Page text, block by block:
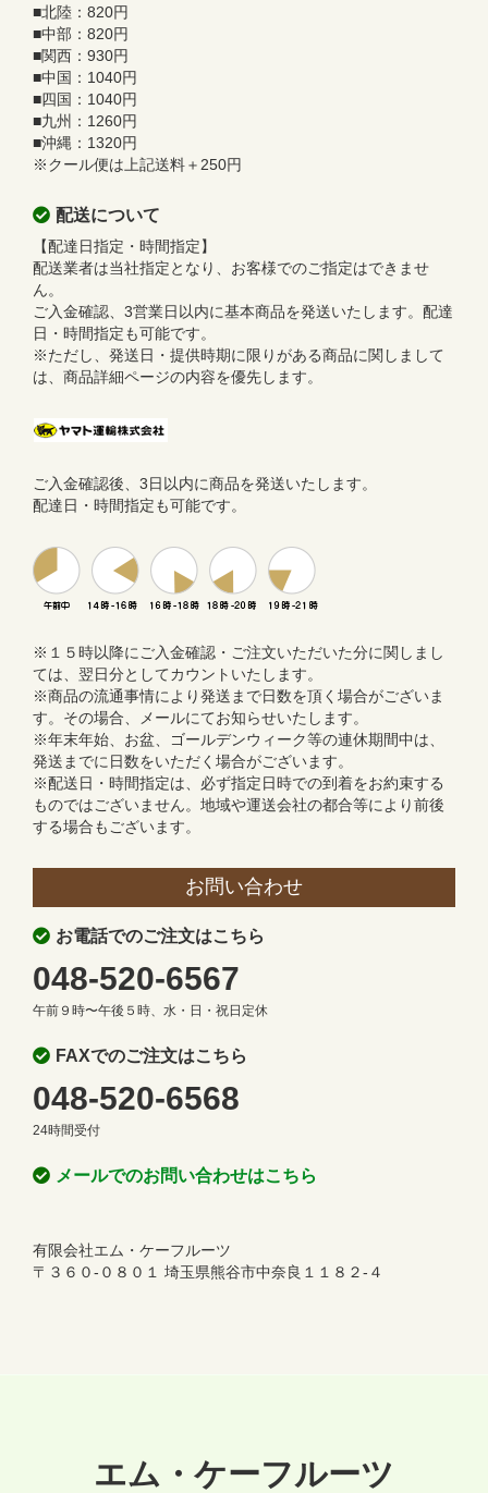
■北陸：820円
■中部：820円
■関西：930円
■中国：1040円
■四国：1040円
■九州：1260円
■沖縄：1320円
※クール便は上記送料＋250円
配送について
【配達日指定・時間指定】
配送業者は当社指定となり、お客様でのご指定はできませ
ん。
ご入金確認、3営業日以内に基本商品を発送いたします。配達
日・時間指定も可能です。
※ただし、発送日・提供時期に限りがある商品に関しまして
は、商品詳細ページの内容を優先します。
ご入金確認後、3日以内に商品を発送いたします。
配達日・時間指定も可能です。
※１５時以降にご入金確認・ご注文いただいた分に関しまし
ては、翌日分としてカウントいたします。
※商品の流通事情により発送まで日数を頂く場合がございま
す。その場合、メールにてお知らせいたします。
※年末年始、お盆、ゴールデンウィーク等の連休期間中は、
発送までに日数をいただく場合がございます。
※配送日・時間指定は、必ず指定日時での到着をお約束する
ものではございません。地域や運送会社の都合等により前後
する場合もございます。
お問い合わせ
お電話でのご注文はこちら
048-520-6567
午前９時〜午後５時、水・日・祝日定休
FAXでのご注文はこちら
048-520-6568
24時間受付
メールでのお問い合わせはこちら
有限会社エム・ケーフルーツ
〒３６０‐０８０１ 埼玉県熊谷市中奈良１１８２‐４
エム・ケーフルーツ